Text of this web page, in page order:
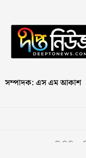
সম্পাদক: এস এম আকাশ
স্বত্ব © ২০২৩ কাজী মিডিয়া